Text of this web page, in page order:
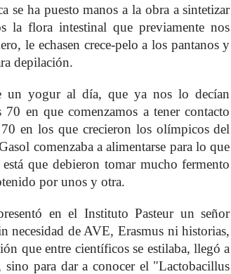
se ha puesto manos a la obra a sintetizar
la flora intestinal que previamente nos
le echasen crece-pelo a los pantanos y
depilación.
un yogur al día, que ya nos lo decían
en que comenzamos a tener contacto
en los que crecieron los olímpicos del
comenzaba a alimentarse para lo que
que debieron tomar mucho fermento
por unos y otra.
en el Instituto Pasteur un señor
de AVE, Erasmus ni historias,
que entre científicos se estilaba, llegó a
sino para dar a conocer el "Lactobacillus